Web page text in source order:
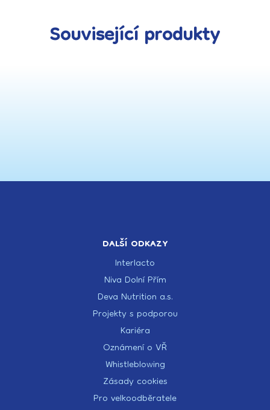
Související produkty
DALŠÍ ODKAZY
Interlacto
Niva Dolní Přím
Deva Nutrition a.s.
Projekty s podporou
Kariéra
Oznámení o VŘ
Whistleblowing
Zásady cookies
Pro velkoodběratele